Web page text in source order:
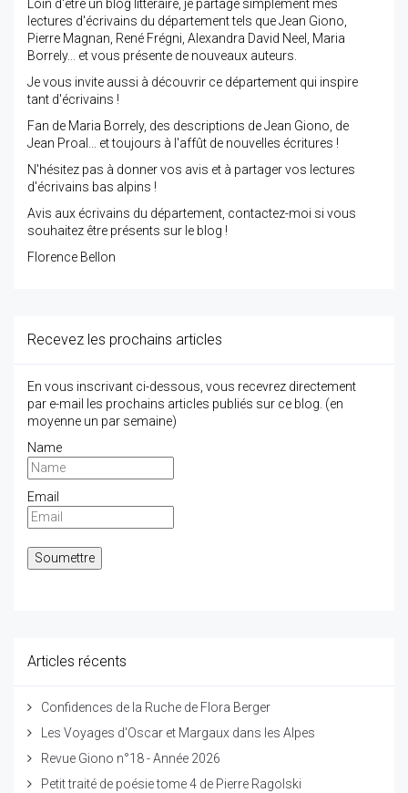
Loin d'être un blog littéraire, je partage simplement mes
lectures d'écrivains du département tels que Jean Giono,
Pierre Magnan, René Frégni, Alexandra David Neel, Maria
Borrely... et vous présente de nouveaux auteurs.
Je vous invite aussi à découvrir ce département qui inspire
tant d'écrivains !
Fan de Maria Borrely, des descriptions de Jean Giono, de
Jean Proal... et toujours à l'affût de nouvelles écritures !
N'hésitez pas à donner vos avis et à partager vos lectures
d'écrivains bas alpins !
Avis aux écrivains du département, contactez-moi si vous
souhaitez être présents sur le blog !
Florence Bellon
Recevez les prochains articles
En vous inscrivant ci-dessous, vous recevrez directement
par e-mail les prochains articles publiés sur ce blog. (en
moyenne un par semaine)
Name
Email
Articles récents
Confidences de la Ruche de Flora Berger
Les Voyages d'Oscar et Margaux dans les Alpes
Revue Giono n°18 - Année 2026
Petit traité de poésie tome 4 de Pierre Ragolski